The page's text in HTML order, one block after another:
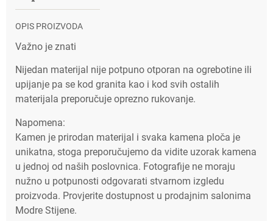
OPIS PROIZVODA
Važno je znati
Nijedan materijal nije potpuno otporan na ogrebotine ili
upijanje pa se kod granita kao i kod svih ostalih
materijala preporučuje oprezno rukovanje.
Napomena:
Kamen je prirodan materijal i svaka kamena ploča je
unikatna, stoga preporučujemo da vidite uzorak kamena
u jednoj od naših poslovnica. Fotografije ne moraju
nužno u potpunosti odgovarati stvarnom izgledu
proizvoda. Provjerite dostupnost u prodajnim salonima
Modre Stijene.